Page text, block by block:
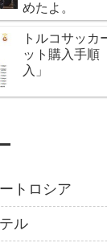
めたよ。
トルコサッ
ット購入手順
入」
トロシア
ル